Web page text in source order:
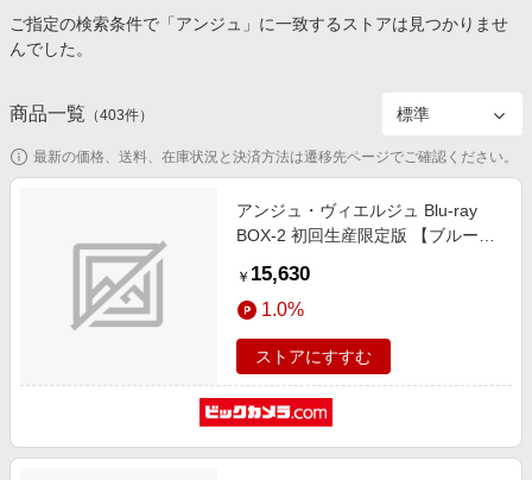
百貨店・総合ECモール
食品・スイーツ・お酒
コスメ・健康・医薬品
家電・PC・スマホ・カメラ
スポーツ・アウトドア・ゴルフ
旅行・レジャー・ホテル予約
イベント一覧
初回購入者限定特典
対象ストア新規限定特典
楽天ペイ導入ストア
楽天サービス特集
お中元特集2026
ご指定の検索条件で「アンジュ」に一致するストアは見つかりませ
んでした。
商品一覧 （403件）
最新の価格、送料、在庫状況と決済方法は遷移先ページでご確認ください。
アンジュ・ヴィエルジュ Blu-ray
BOX-2 初回生産限定版 【ブルーレ
￥ 15,630
1.0%
ストアにすすむ